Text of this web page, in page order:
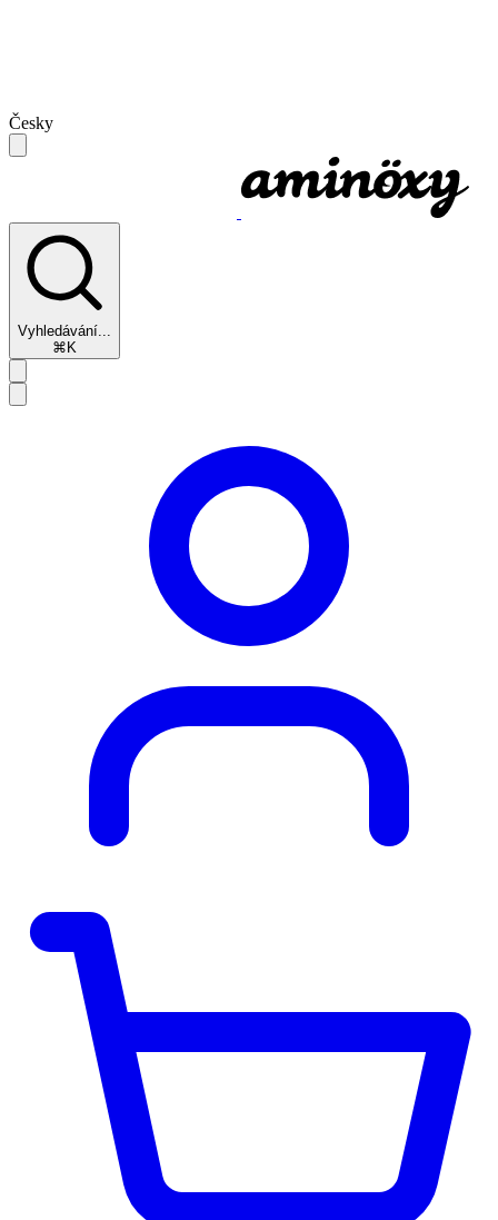
Česky
Vyhledávání...
⌘K